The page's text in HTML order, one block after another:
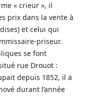
« crieur », il
prix dans la vente à
et celui qui
priseur.
se font
rue Drouot :
depuis 1852, il a
durant l’année